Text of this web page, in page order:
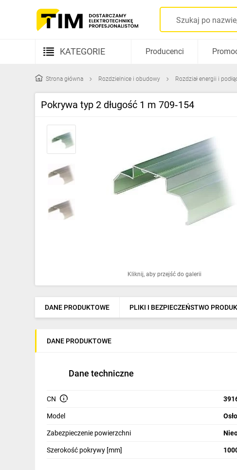
KATEGORIE
Kable i przewody
Rozdzielnice i obudowy
Elementy prowadzenia kabli
Fotowoltaika
Gniazda i łączniki
Oprawy oświetleniowe
Ogrzewanie
Elektronarzędzia i mierniki
Dom i ogród
Producenci
Strona główna Rozdzielnice i obudowy Rozdział energii i
Pokrywa typ 2 długość 1 m 709‑154
Kliknij, aby przejść do galerii
DANE PRODUKTOWE PLIKI I BEZPIECZEŃSTWO
DANE PRODUKTOWE
Dane techniczne
CN
Model
Zabezpieczenie powierzchni
Szerokość pokrywy [mm]